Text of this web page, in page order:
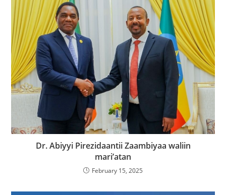
Dr. Abiyyi Pirezidaantii Zaambiyaa waliin
mari’atan
February 15, 2025